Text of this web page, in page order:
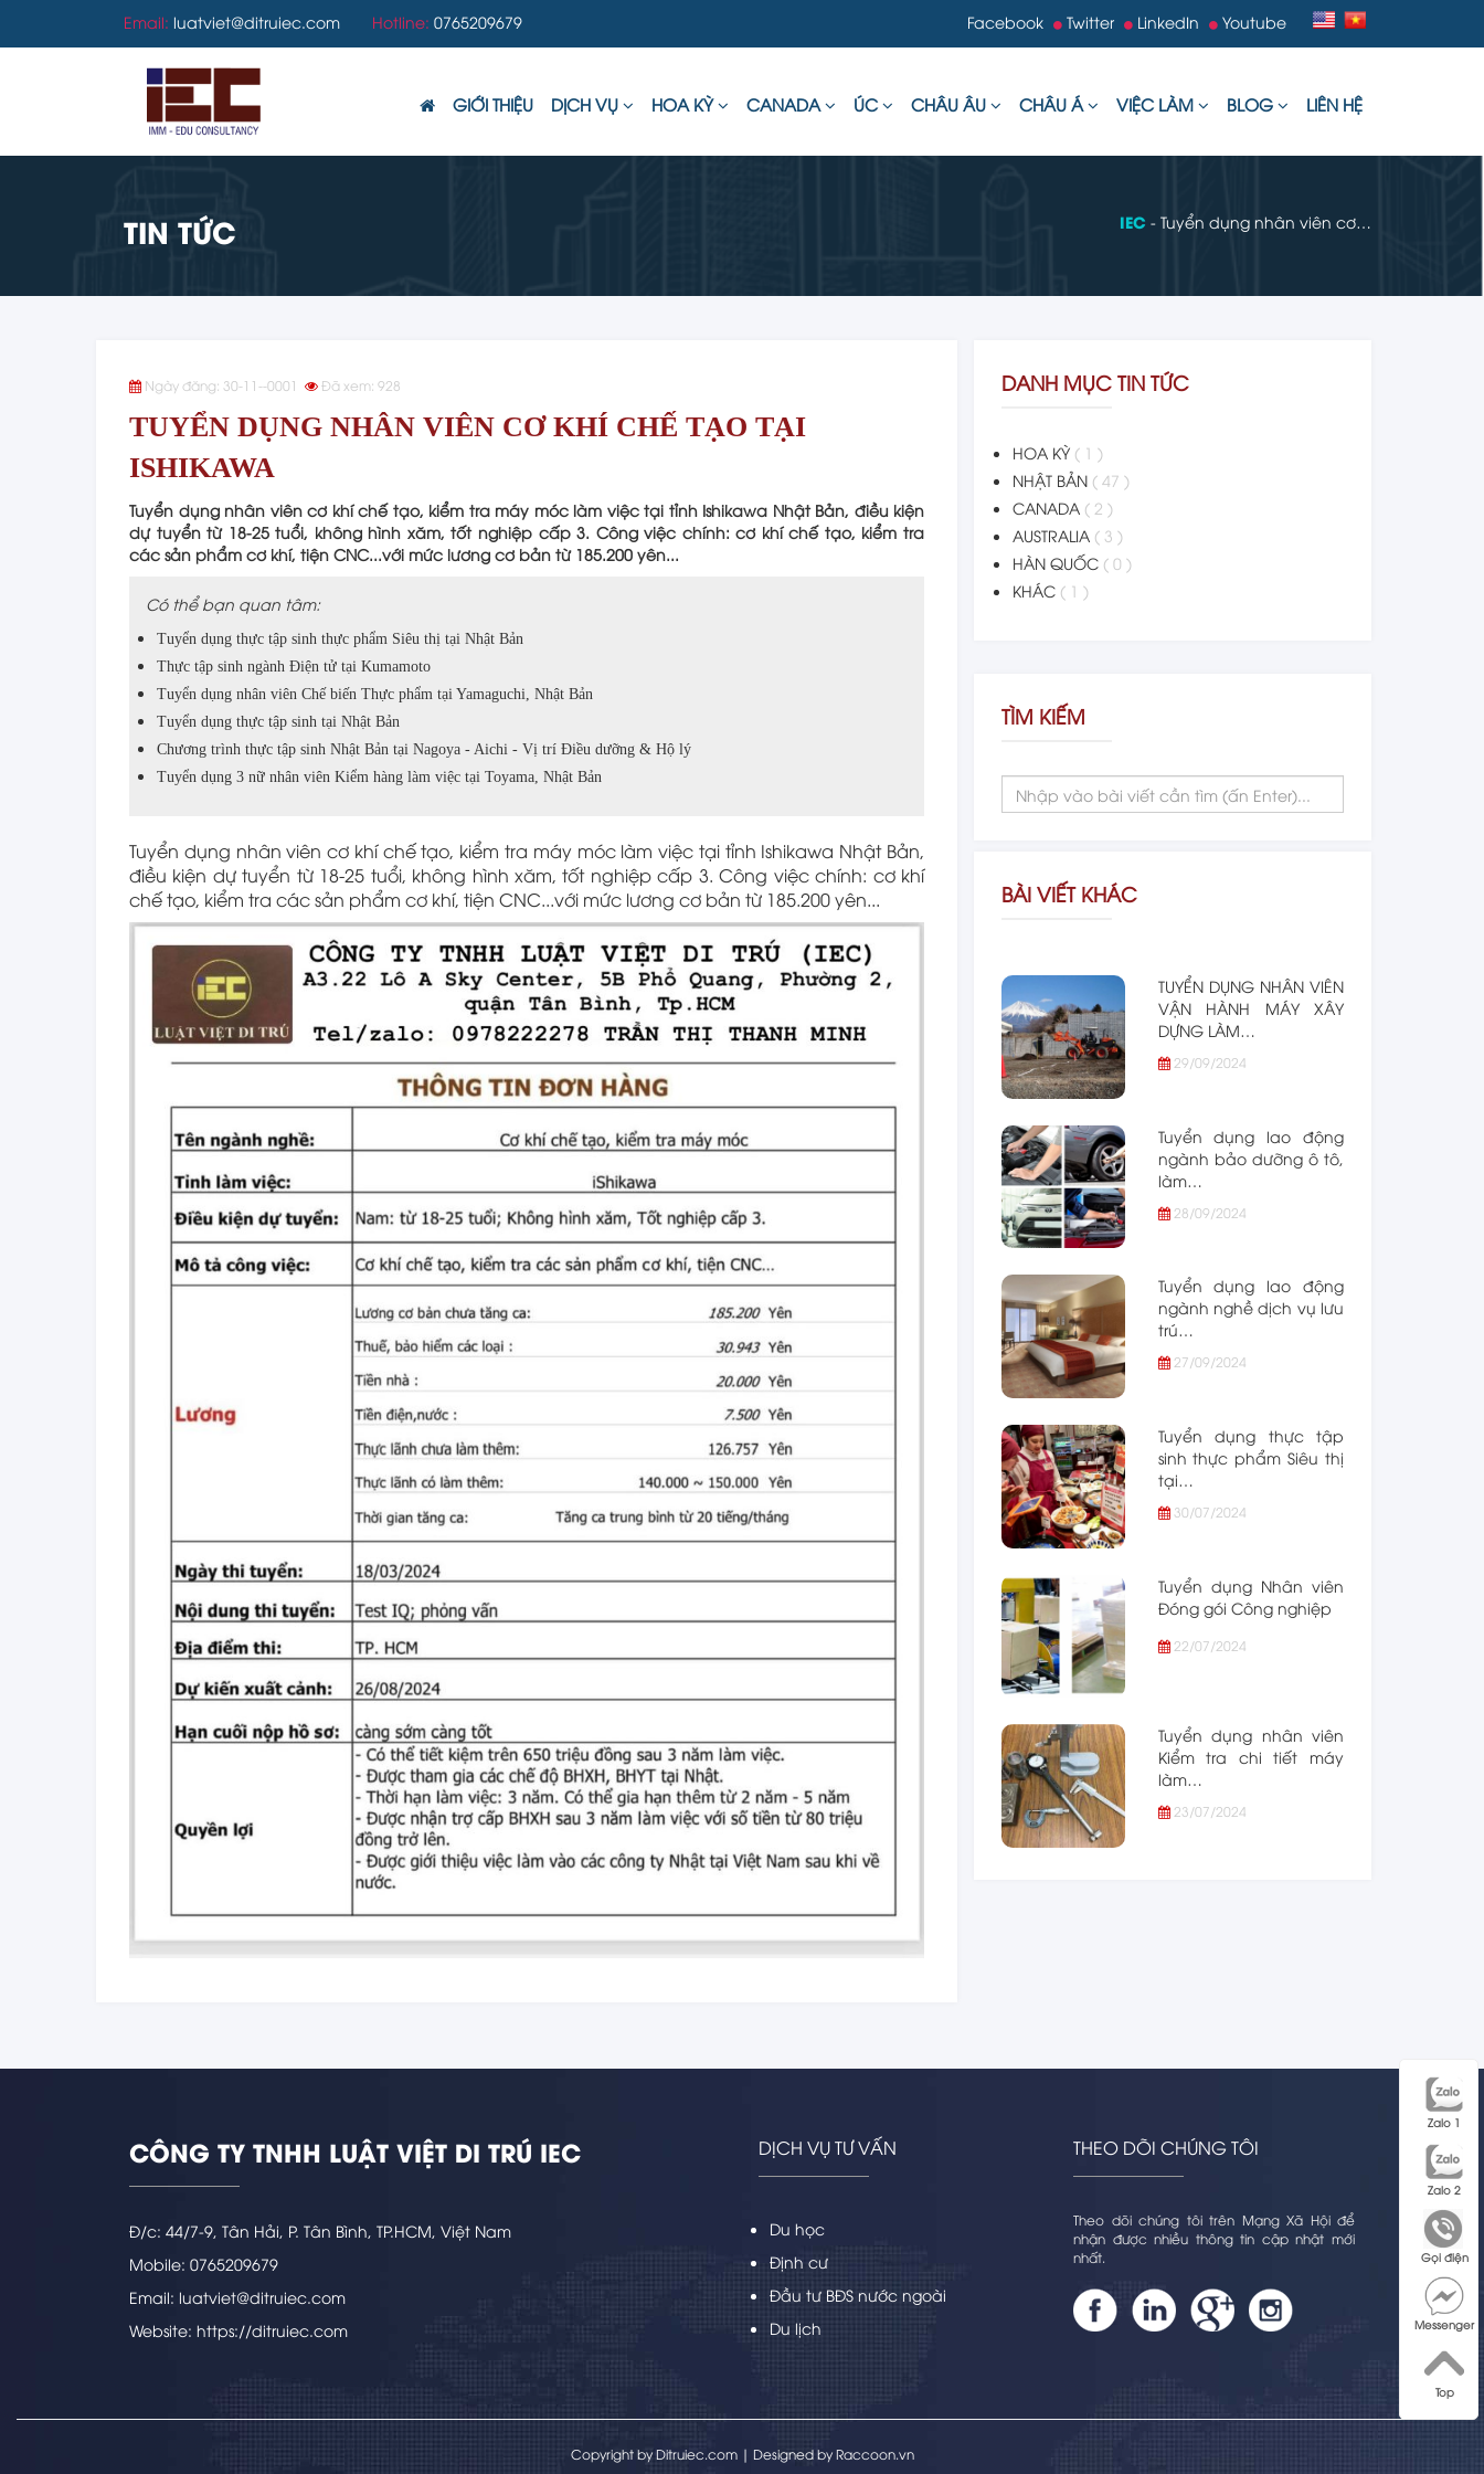
Email: luatviet@ditruiec.com Hotline: 0765209679 Facebook Twitter LinkedIn Youtube
GIỚI THIỆU DỊCH VỤ HOA KỲ CANADA ÚC CHÂU ÂU CHÂU Á VIỆC LÀM BLOG LIÊN HỆ
TIN TỨC IEC - Tuyển dụng nhân viên cơ…
Ngày đăng: 30-11--0001 Đã xem: 928
TUYỂN DỤNG NHÂN VIÊN CƠ KHÍ CHẾ TẠO TẠI
ISHIKAWA
Tuyển dụng nhân viên cơ khí chế tạo, kiểm tra máy móc làm việc tại tỉnh Ishikawa Nhật Bản, điều kiện
dự tuyển từ 18-25 tuổi, không hình xăm, tốt nghiệp cấp 3. Công việc chính: cơ khí chế tạo, kiểm tra
các sản phẩm cơ khí, tiện CNC...với mức lương cơ bản từ 185.200 yên...
Có thể bạn quan tâm:
Tuyển dụng thực tập sinh thực phẩm Siêu thị tại Nhật Bản
Thực tập sinh ngành Điện tử tại Kumamoto
Tuyển dụng nhân viên Chế biến Thực phẩm tại Yamaguchi, Nhật Bản
Tuyển dụng thực tập sinh tại Nhật Bản
Chương trình thực tập sinh Nhật Bản tại Nagoya - Aichi - Vị trí Điều dưỡng & Hộ lý
Tuyển dụng 3 nữ nhân viên Kiểm hàng làm việc tại Toyama, Nhật Bản
Tuyển dụng nhân viên cơ khí chế tạo, kiểm tra máy móc làm việc tại tỉnh Ishikawa Nhật Bản,
điều kiện dự tuyển từ 18-25 tuổi, không hình xăm, tốt nghiệp cấp 3. Công việc chính: cơ khí
chế tạo, kiểm tra các sản phẩm cơ khí, tiện CNC...với mức lương cơ bản từ 185.200 yên...
DANH MỤC TIN TỨC
HOA KỲ ( 1 )
NHẬT BẢN ( 47 )
CANADA ( 2 )
AUSTRALIA ( 3 )
HÀN QUỐC ( 0 )
KHÁC ( 1 )
TÌM KIẾM
BÀI VIẾT KHÁC
TUYỂN DỤNG NHÂN VIÊN
VẬN HÀNH MÁY XÂY
DỰNG LÀM…
29/09/2024
Tuyển dụng lao động
ngành bảo dưỡng ô tô,
làm…
28/09/2024
Tuyển dụng lao động
ngành nghề dịch vụ lưu
trú…
27/09/2024
Tuyển dụng thực tập
sinh thực phẩm Siêu thị
tại…
30/07/2024
Tuyển dụng Nhân viên
Đóng gói Công nghiệp
22/07/2024
Tuyển dụng nhân viên
Kiểm tra chi tiết máy
làm…
23/07/2024
CÔNG TY TNHH LUẬT VIỆT DI TRÚ IEC
Đ/c: 44/7-9, Tân Hải, P. Tân Bình, TP.HCM, Việt Nam
Mobile: 0765209679
Email: luatviet@ditruiec.com
Website: https://ditruiec.com
DỊCH VỤ TƯ VẤN
Du học
Định cư
Đầu tư BĐS nước ngoài
Du lịch
THEO DÕI CHÚNG TÔI
Theo dõi chúng tôi trên Mạng Xã Hội để
nhận được nhiều thông tin cập nhật mới
nhất.
Copyright by Ditruiec.com | Designed byRaccoon.vn
Zalo 1
Zalo 2
Gọi điện
Messenger
Top